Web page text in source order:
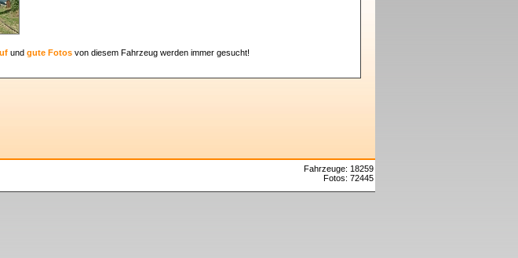
und gute Fotosvon diesem Fahrzeug werden immer gesucht!
Fahrzeuge: 18259
Fotos: 72445